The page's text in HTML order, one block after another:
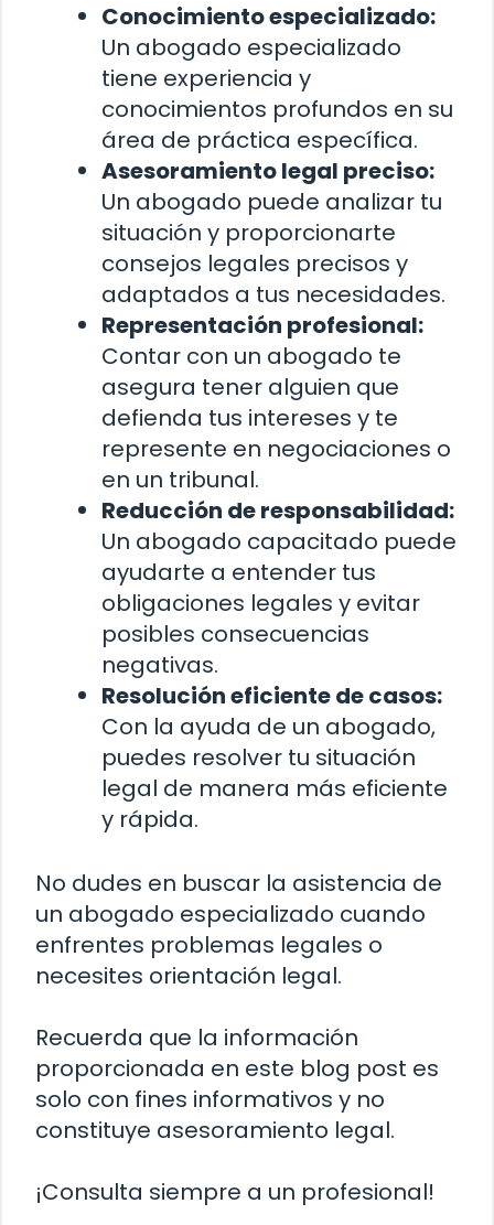
Conocimiento especializado:
Un abogado especializado
tiene experiencia y
conocimientos profundos en su
área de práctica específica.
Asesoramiento legal preciso:
Un abogado puede analizar tu
situación y proporcionarte
consejos legales precisos y
adaptados a tus necesidades.
Representación profesional:
Contar con un abogado te
asegura tener alguien que
defienda tus intereses y te
represente en negociaciones o
en un tribunal.
Reducción de responsabilidad:
Un abogado capacitado puede
ayudarte a entender tus
obligaciones legales y evitar
posibles consecuencias
negativas.
Resolución eficiente de casos:
Con la ayuda de un abogado,
puedes resolver tu situación
legal de manera más eficiente
y rápida.
No dudes en buscar la asistencia de
un abogado especializado cuando
enfrentes problemas legales o
necesites orientación legal.
Recuerda que la información
proporcionada en este blog post es
solo con fines informativos y no
constituye asesoramiento legal.
¡Consulta siempre a un profesional!